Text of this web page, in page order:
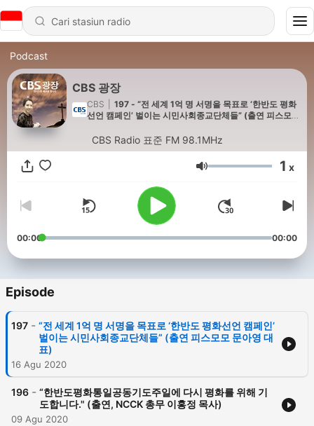
Podcast
CBS 광장
CBS
197 - “전 세계 1억 명 서명을 목표로 ‘한반도 평화
선언 캠페인’ 벌이는 시민사회종교단체들” (출연 피스모모
CBS Radio 표준 FM 98.1MHz
Volume 1 x
00:00 00:00
Episode
197 - “전 세계 1억 명 서명을 목표로 ‘한반도 평화선언 캠페인’
벌이는 시민사회종교단체들” (출연 피스모모 문아영 대
표)
16 Agu 2020
196 - “한반도평화통일공동기도주일에 다시 평화를 위해 기
도합니다." (출연, NCCK 총무 이홍정 목사)
09 Agu 2020